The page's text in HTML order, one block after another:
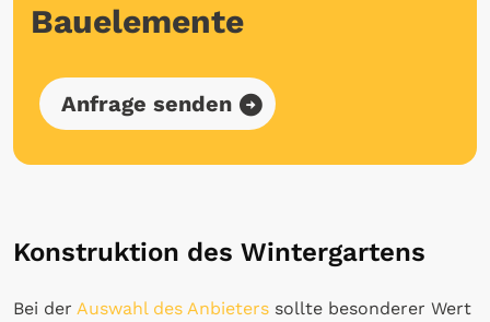
Bauelemente
Anfrage senden
Konstruktion des Wintergartens
Bei der Auswahl des Anbieters sollte besonderer Wert